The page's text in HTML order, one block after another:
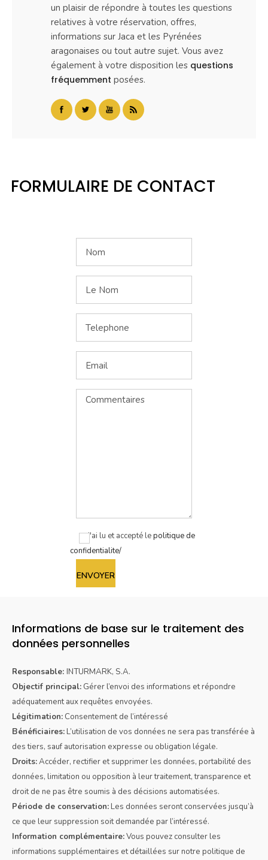
un plaisir de répondre à toutes les questions
relatives à votre réservation, offres,
informations sur Jaca et les Pyrénées
aragonaises ou tout autre sujet. Vous avez
également à votre disposition les questions
fréquemment posées.
FORMULAIRE DE CONTACT
J'ai lu et accepté lepolitique de
confidentialite/
Informations de base sur le traitement des
données personnelles
Responsable: INTURMARK, S.A.
Objectif principal: Gérer l’envoi des informations et répondre
adéquatement aux requêtes envoyées.
Légitimation: Consentement de l’intéressé
Bénéficiaires:L’utilisation de vos données ne sera pas transférée à
des tiers, sauf autorisation expresse ou obligation légale.
Droits:Accéder, rectifier et supprimer les données, portabilité des
données, limitation ou opposition à leur traitement, transparence et
droit de ne pas être soumis à des décisions automatisées.
Période de conservation:Les données seront conservées jusqu’à
ce que leur suppression soit demandée par l’intéressé.
Information complémentaire:Vous pouvez consulter les
informations supplémentaires et détaillées sur notre politique de